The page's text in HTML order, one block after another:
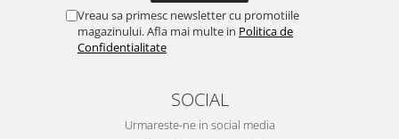
Vreau sa primesc newsletter cu promotiile
magazinului. Afla mai multe in Politica de
Confidentialitate
SOCIAL
Urmareste-ne in social media